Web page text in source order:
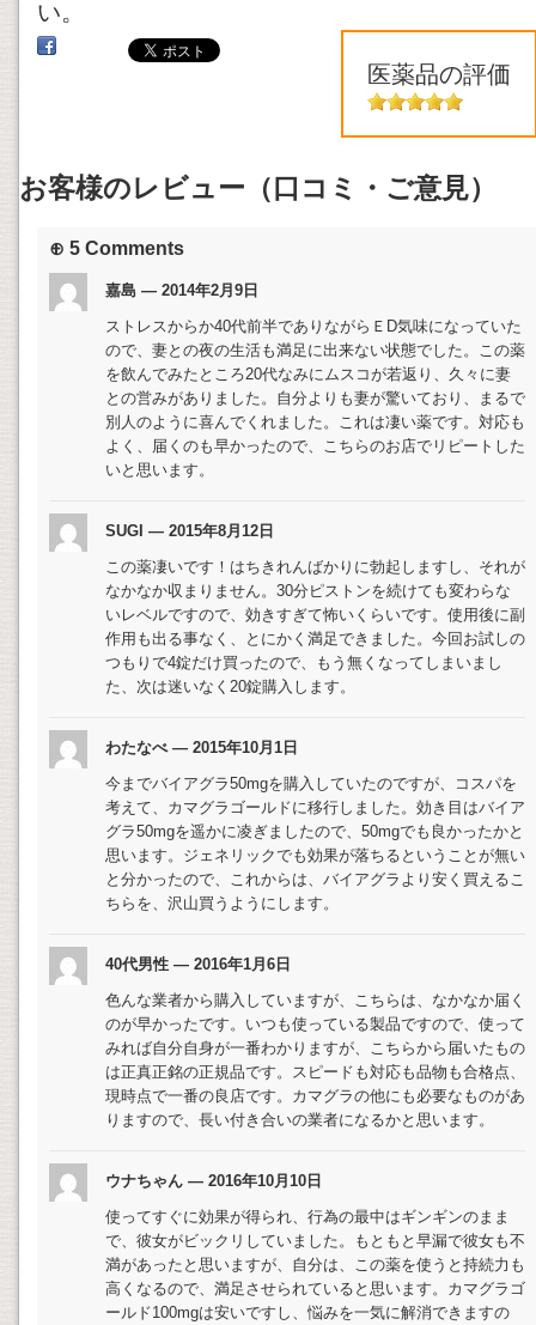
い。
医薬品の評価
お客様のレビュー（口コミ・ご意見）
⊕ 5 Comments
嘉島 — 2014年2月9日
ストレスからか40代前半でありながらＥD気味になっていた
ので、妻との夜の生活も満足に出来ない状態でした。この薬
を飲んでみたところ20代なみにムスコが若返り、久々に妻
との営みがありました。自分よりも妻が驚いており、まるで
別人のように喜んでくれました。これは凄い薬です。対応も
よく、届くのも早かったので、こちらのお店でリピートした
いと思います。
SUGI — 2015年8月12日
この薬凄いです！はちきれんばかりに勃起しますし、それが
なかなか収まりません。30分ピストンを続けても変わらな
いレベルですので、効きすぎて怖いくらいです。使用後に副
作用も出る事なく、とにかく満足できました。今回お試しの
つもりで4錠だけ買ったので、もう無くなってしまいまし
た、次は迷いなく20錠購入します。
わたなべ — 2015年10月1日
今までバイアグラ50mgを購入していたのですが、コスパを
考えて、カマグラゴールドに移行しました。効き目はバイア
グラ50mgを遥かに凌ぎましたので、50mgでも良かったかと
思います。ジェネリックでも効果が落ちるということが無い
と分かったので、これからは、バイアグラより安く買えるこ
ちらを、沢山買うようにします。
40代男性 — 2016年1月6日
色んな業者から購入していますが、こちらは、なかなか届く
のが早かったです。いつも使っている製品ですので、使って
みれば自分自身が一番わかりますが、こちらから届いたもの
は正真正銘の正規品です。スピードも対応も品物も合格点、
現時点で一番の良店です。カマグラの他にも必要なものがあ
りますので、長い付き合いの業者になるかと思います。
ウナちゃん — 2016年10月10日
使ってすぐに効果が得られ、行為の最中はギンギンのまま
で、彼女がビックリしていました。もともと早漏で彼女も不
満があったと思いますが、自分は、この薬を使うと持続力も
高くなるので、満足させられていると思います。カマグラゴ
ールド100mgは安いですし、悩みを一気に解消できますの